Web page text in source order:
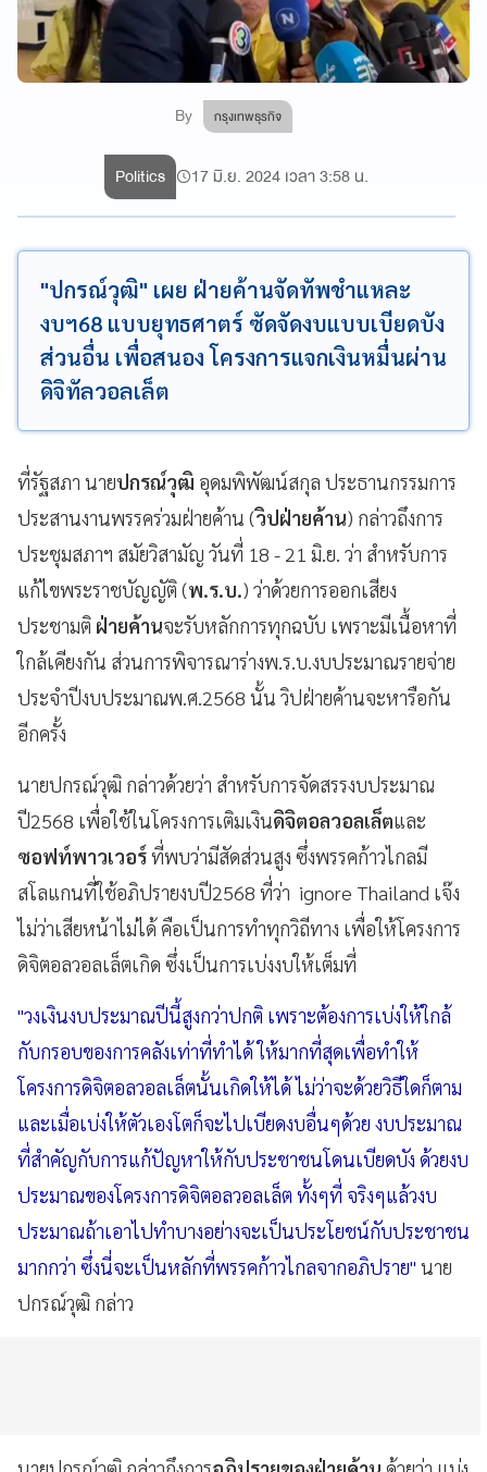
By กรุงเทพธุรกิจ
Politics 17 มิ.ย. 2024 เวลา 3:58 น.
"ปกรณ์วุฒิ" เผย ฝ่ายค้านจัดทัพชำแหละ
งบฯ68 แบบยุทธศาตร์ ซัดจัดงบแบบเบียดบัง
ส่วนอื่น เพื่อสนอง โครงการแจกเงินหมื่นผ่าน
ดิจิทัลวอลเล็ต
ที่รัฐสภา นายปกรณ์วุฒิ อุดมพิพัฒน์สกุล ประธานกรรมการ
ประสานงานพรรคร่วมฝ่ายค้าน (วิปฝ่ายค้าน) กล่าวถึงการ
ประชุมสภาฯ สมัยวิสามัญ วันที่ 18 - 21 มิ.ย. ว่า สำหรับการ
แก้ไขพระราชบัญญัติ (พ.ร.บ.) ว่าด้วยการออกเสียง
ประชามติ ฝ่ายค้านจะรับหลักการทุกฉบับ เพราะมีเนื้อหาที่
ใกล้เคียงกัน ส่วนการพิจารณาร่างพ.ร.บ.งบประมาณรายจ่าย
ประจำปีงบประมาณ​พ.ศ.2568 นั้น วิปฝ่ายค้านจะหารือกัน
อีกครั้ง
นายปกรณ์วุฒิ กล่าวด้วยว่า สำหรับการจัดสรรงบประมาณ
ปี2568 เพื่อใช้ในโครงการเติมเงินดิจิตอลวอลเล็ตและ
ซอฟท์พาวเวอร์ที่พบว่ามีสัดส่วนสูง ซึ่งพรรคก้าวไกลมี
สโลแกนที่ใช้อภิปรายงบปี2568 ที่ว่า ignore Thailand เจ๊ง
ไม่ว่าเสียหน้าไม่ได้ คือเป็นการทำทุกวิถีทาง เพื่อให้โครงการ
ดิจิตอลวอลเล็ตเกิด ซึ่งเป็นการเบ่งงบให้เต็มที่
"วงเงินงบประมาณปีนี้สูงกว่าปกติ เพราะต้องการเบ่งให้ใกล้
กับกรอบของการคลังเท่าที่ทำได้ ให้มากที่สุดเพื่อทำให้
โครงการดิจิตอลวอลเล็ตนั้นเกิดให้ได้ ไม่ว่าจะด้วยวิธีใดก็ตาม
และเมื่อเบ่งให้ตัวเองโตก็จะไปเบียดงบอื่นๆด้วย งบประมาณ
ที่สำคัญกับการแก้ปัญหาให้กับประชาชนโดนเบียดบัง ด้วยงบ
ประมาณของโครงการดิจิตอลวอลเล็ต ทั้งๆที่ จริงๆแล้วงบ
ประมาณถ้าเอาไปทำบางอย่างจะเป็นประโยชน์กับประชาชน
มากกว่า ซึ่งนี่จะเป็นหลักที่พรรคก้าวไกลจากอภิปราย" นาย
ปกรณ์วุฒิ กล่าว